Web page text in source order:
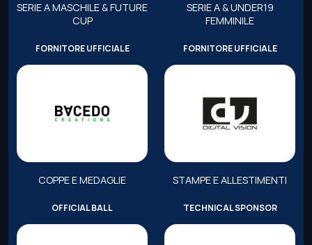
SERIE A MASCHILE & FUTURE
CUP
SERIE A & UNDER19
FEMMINILE
FORNITORE UFFICIALE
COPPE E MEDAGLIE
FORNITORE UFFICIALE
STAMPE E ALLESTIMENTI
OFFICIAL BALL TECHNICAL SPONSOR